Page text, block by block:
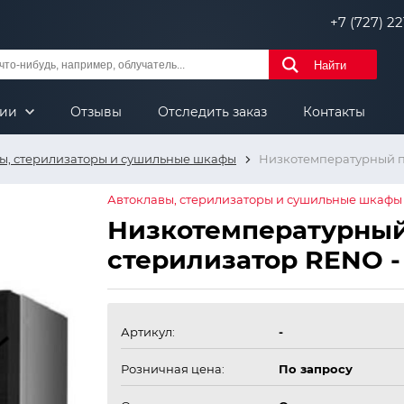
+7 (727)
Найти
Отзывы Отследить заказ Контакты
стерилизаторы и сушильные шкафы Низкотемпературный
Автоклавы, стерилизаторы и сушильные шкафы
стерилизатор RENO
Артикул: -
Розничная цена: По запросу